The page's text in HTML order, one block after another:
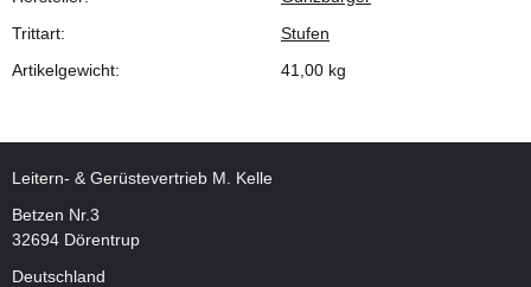
Trittart:
Stufen
Artikelgewicht:
41,00 kg
Leitern- & Gerüstevertrieb M. Kelle
Betzen Nr.3
32694 Dörentrup
Deutschland